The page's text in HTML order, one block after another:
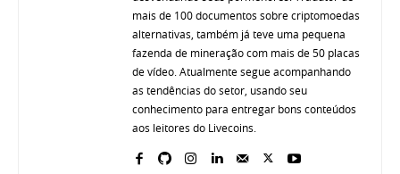
mais de 100 documentos sobre criptomoedas
alternativas, também já teve uma pequena
fazenda de mineração com mais de 50 placas
de vídeo. Atualmente segue acompanhando
as tendências do setor, usando seu
conhecimento para entregar bons conteúdos
aos leitores do Livecoins.